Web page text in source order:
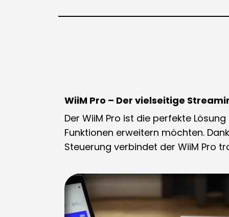
WiiM Pro – Der vielseitige
Der WiiM Pro ist die perfekte
Funktionen erweitern möchten.
Steuerung verbindet der WiiM Pro